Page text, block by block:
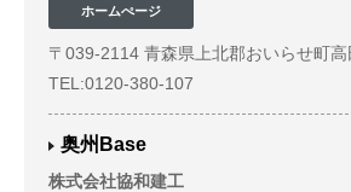
ホームぺージ
〒039-2114 青森県上北郡おいらせ町高
TEL:0120-380-107
奥州Base
株式会社協和建工